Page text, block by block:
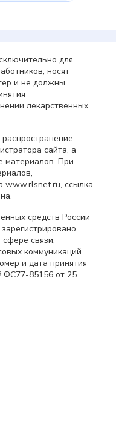
для
носят
и не должны
лекарственных
сайта, а
материалов. При
www.rlsnet.ru, ссылка
средств России
связи,
коммуникаций
и дата принятия
ФС77-85156 от 25